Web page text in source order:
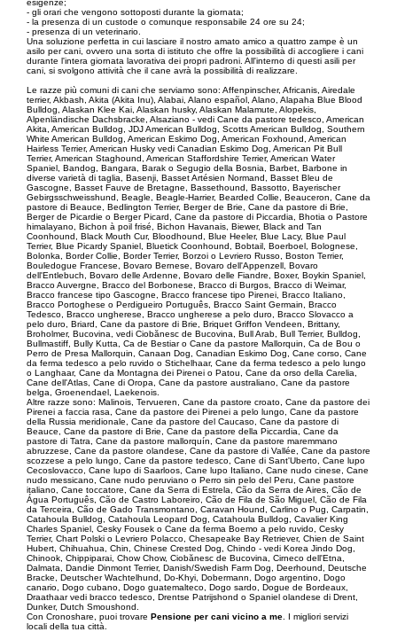
esigenze;
- gli orari che vengono sottoposti durante la giornata;
- la presenza di un custode o comunque responsabile 24 ore su 24;
- presenza di un veterinario.
Una soluzione perfetta in cui lasciare il nostro amato amico a quattro zampe è un
asilo per cani, ovvero una sorta di istituto che offre la possibilità di accogliere i cani
durante l'intera giornata lavorativa dei propri padroni. All'interno di questi asili per
cani, si svolgono attività che il cane avrà la possibilità di realizzare.
Le razze più comuni di cani che serviamo sono: Affenpinscher, Africanis, Airedale
terrier, Akbash, Akita (Akita Inu), Alabai, Alano español, Alano, Alapaha Blue Blood
Bulldog, Alaskan Klee Kai, Alaskan husky, Alaskan Malamute, Alopekis,
Alpenländische Dachsbracke, Alsaziano - vedi Cane da pastore tedesco, American
Akita, American Bulldog, JDJ American Bulldog, Scotts American Bulldog, Southern
White American Bulldog, American Eskimo Dog, American Foxhound, American
Hairless Terrier, American Husky vedi Canadian Eskimo Dog, American Pit Bull
Terrier, American Staghound, American Staffordshire Terrier, American Water
Spaniel, Bandog, Bangara, Barak o Segugio della Bosnia, Barbet, Barbone in
diverse varietà di taglia, Basenji, Basset Artésien Normand, Basset Bleu de
Gascogne, Basset Fauve de Bretagne, Bassethound, Bassotto, Bayerischer
Gebirgsschweisshund, Beagle, Beagle-Harrier, Bearded Collie, Beauceron, Cane da
pastore di Beauce, Bedlington Terrier, Berger de Brie, Cane da pastore di Brie,
Berger de Picardie o Berger Picard, Cane da pastore di Piccardia, Bhotia o Pastore
himalayano, Bichon à poil frisé, Bichon Havanais, Biewer, Black and Tan
Coonhound, Black Mouth Cur, Bloodhound, Blue Heeler, Blue Lacy, Blue Paul
Terrier, Blue Picardy Spaniel, Bluetick Coonhound, Bobtail, Boerboel, Bolognese,
Bolonka, Border Collie, Border Terrier, Borzoi o Levriero Russo, Boston Terrier,
Bouledogue Francese, Bovaro Bernese, Bovaro dell'Appenzell, Bovaro
dell'Entlebuch, Bovaro delle Ardenne, Bovaro delle Fiandre, Boxer, Boykin Spaniel,
Bracco Auvergne, Bracco del Borbonese, Bracco di Burgos, Bracco di Weimar,
Bracco francese tipo Gascogne, Bracco francese tipo Pirenei, Bracco Italiano,
Bracco Portoghese o Perdigueiro Português, Bracco Saint Germain, Bracco
Tedesco, Bracco ungherese, Bracco ungherese a pelo duro, Bracco Slovacco a
pelo duro, Briard, Cane da pastore di Brie, Briquet Griffon Vendeen, Brittany,
Broholmer, Bucovina, vedi Ciobănesc de Bucovina, Bull Arab, Bull Terrier, Bulldog,
Bullmastiff, Bully Kutta, Ca de Bestiar o Cane da pastore Mallorquin, Ca de Bou o
Perro de Presa Mallorquin, Canaan Dog, Canadian Eskimo Dog, Cane corso, Cane
da ferma tedesco a pelo ruvido o Stichelhaar, Cane da ferma tedesco a pelo lungo
o Langhaar, Cane da Montagna dei Pirenei o Patou, Cane da orso della Carelia,
Cane dell'Atlas, Cane di Oropa, Cane da pastore australiano, Cane da pastore
belga, Groenendael, Laekenois.
Altre razze sono: Malinois, Tervueren, Cane da pastore croato, Cane da pastore dei
Pirenei a faccia rasa, Cane da pastore dei Pirenei a pelo lungo, Cane da pastore
della Russia meridionale, Cane da pastore del Caucaso, Cane da pastore di
Beauce, Cane da pastore di Brie, Cane da pastore della Piccardia, Cane da
pastore di Tatra, Cane da pastore mallorquín, Cane da pastore maremmano
abruzzese, Cane da pastore olandese, Cane da pastore di Vallée, Cane da pastore
scozzese a pelo lungo, Cane da pastore tedesco, Cane di Sant'Uberto, Cane lupo
Cecoslovacco, Cane lupo di Saarloos, Cane lupo Italiano, Cane nudo cinese, Cane
nudo messicano, Cane nudo peruviano o Perro sin pelo del Peru, Cane pastore
italiano, Cane toccatore, Cane da Serra di Estrela, Cão da Serra de Aires, Cão de
Água Português, Cão de Castro Laboreiro, Cão de Fila de São Miguel, Cão de Fila
da Terceira, Cão de Gado Transmontano, Caravan Hound, Carlino o Pug, Carpatin,
Catahoula Bulldog, Catahoula Leopard Dog, Catahoula Bulldog, Cavalier King
Charles Spaniel, Cesky Fousek o Cane da ferma Boemo a pelo ruvido, Cesky
Terrier, Chart Polski o Levriero Polacco, Chesapeake Bay Retriever, Chien de Saint
Hubert, Chihuahua, Chin, Chinese Crested Dog, Chindo - vedi Korea Jindo Dog,
Chinook, Chippiparai, Chow Chow, Ciobănesc de Bucovina, Cirneco dell'Etna,
Dalmata, Dandie Dinmont Terrier, Danish/Swedish Farm Dog, Deerhound, Deutsche
Bracke, Deutscher Wachtelhund, Do-Khyi, Dobermann, Dogo argentino, Dogo
canario, Dogo cubano, Dogo guatemalteco, Dogo sardo, Dogue de Bordeaux,
Draathaar vedi bracco tedesco, Drentse Patrijshond o Spaniel olandese di Drent,
Dunker, Dutch Smoushond.
Con Cronoshare, puoi trovare Pensione per cani vicino a me . I migliori servizi
locali della tua città.